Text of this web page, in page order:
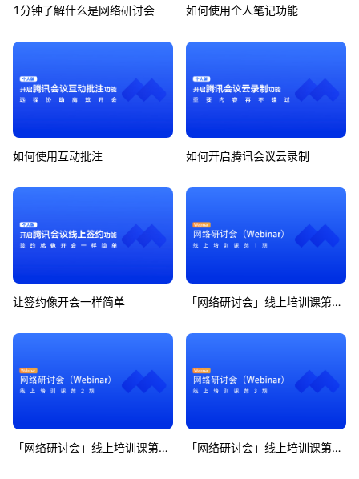
1分钟了解什么是网络研讨会 如何使用个人笔记功能
如何使用互动批注 如何开启腾讯会议云录制
让签约像开会一样简单 「网络研讨会」线上培训课第1期
「网络研讨会」线上培训课第2期 「网络研讨会」线上培训课第3期